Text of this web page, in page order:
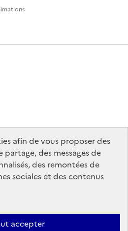
afin de vous proposer des
des messages de
des remontées de
sociales et des contenus
accepter
data.gouv.fr